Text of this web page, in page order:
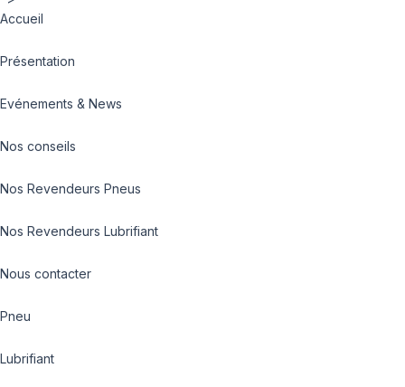
Accueil
Présentation
Evénements & News
Nos conseils
Nos Revendeurs Pneus
Nos Revendeurs Lubrifiant
Nous contacter
Pneu
Lubrifiant